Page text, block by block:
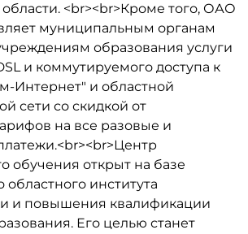
<br><br>Кроме того, ОАО
муниципальным органам
образования услуги
и коммутируемого доступа к
Интернет" и областной
сети со скидкой от
на все разовые и
обучения открыт на базе
областного института
и повышения квалификации
Его целью станет